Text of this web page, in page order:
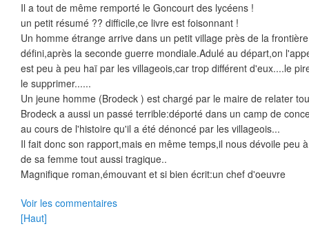
Il a tout de même remporté le Goncourt des lycéens !
un petit résumé ?? difficile,ce livre est foisonnant !
Un homme étrange arrive dans un petit village près de la
défini,après la seconde guerre mondiale.Adulé au départ,on
est peu à peu haï par les villageois,car trop différent d'eux....le
le supprimer......
Un jeune homme (Brodeck ) est chargé par le maire de relater
Brodeck a aussi un passé terrible:déporté dans un camp de
au cours de l'histoire qu'il a été dénoncé par les villageois...
Il fait donc son rapport,mais en même temps,il nous dévoile peu
de sa femme tout aussi tragique..
Magnifique roman,émouvant et si bien écrit:un chef d'oeuvre
Voir les commentaires
[Haut]